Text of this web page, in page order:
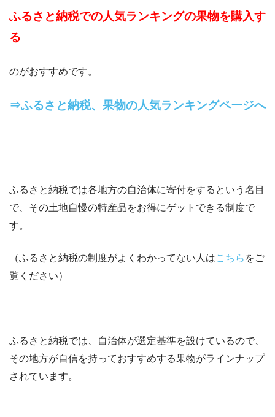
ふるさと納税での人気ランキングの果物を購入す
る
のがおすすめです。
⇒ふるさと納税、果物の人気ランキングページへ
ふるさと納税では各地方の自治体に寄付をするという名目
で、その土地自慢の特産品をお得にゲットできる制度で
す。
（ふるさと納税の制度がよくわかってない人はこちら をご
覧ください）
ふるさと納税では、自治体が選定基準を設けているので、
その地方が自信を持っておすすめする果物がラインナップ
されています。